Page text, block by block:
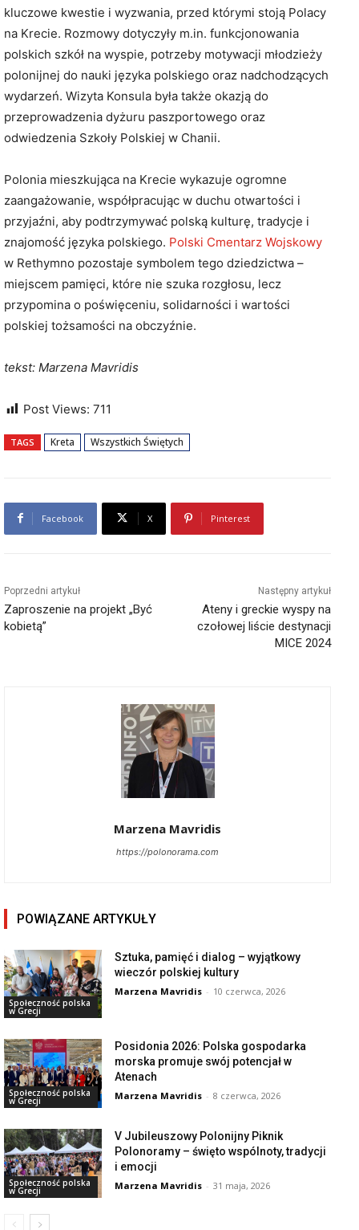
kluczowe kwestie i wyzwania, przed którymi stoją Polacy
na Krecie. Rozmowy dotyczyły m.in. funkcjonowania
polskich szkół na wyspie, potrzeby motywacji młodzieży
polonijnej do nauki języka polskiego oraz nadchodzących
wydarzeń. Wizyta Konsula była także okazją do
przeprowadzenia dyżuru paszportowego oraz
odwiedzenia Szkoły Polskiej w Chanii.
Polonia mieszkująca na Krecie wykazuje ogromne
zaangażowanie, współpracując w duchu otwartości i
przyjaźni, aby podtrzymywać polską kulturę, tradycje i
znajomość języka polskiego. Polski Cmentarz Wojskowy
w Rethymno pozostaje symbolem tego dziedzictwa –
miejscem pamięci, które nie szuka rozgłosu, lecz
przypomina o poświęceniu, solidarności i wartości
polskiej tożsamości na obczyźnie.
tekst: Marzena Mavridis
Post Views: 711
TAGS Kreta Wszystkich Świętych
Facebook X Pinterest
Poprzedni artykuł
Zaproszenie na projekt „Być
kobietą”
Następny artykuł
Ateny i greckie wyspy na
czołowej liście destynacji
MICE 2024
Marzena Mavridis
https://polonorama.com
POWIĄZANE ARTYKUŁY
Społeczność polska
w Grecji
Sztuka, pamięć i dialog – wyjątkowy
wieczór polskiej kultury
Marzena Mavridis - 10 czerwca, 2026
Społeczność polska
w Grecji
Posidonia 2026: Polska gospodarka
morska promuje swój potencjał w
Atenach
Marzena Mavridis - 8 czerwca, 2026
Społeczność polska
w Grecji
V Jubileuszowy Polonijny Piknik
Polonoramy – święto wspólnoty, tradycji
i emocji
Marzena Mavridis - 31 maja, 2026